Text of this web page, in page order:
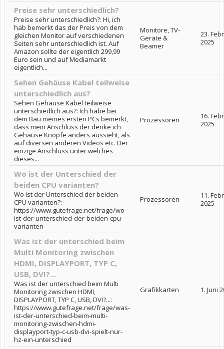
Preise sehr unterschiedlich?
Preise sehr unterschiedlich?: Hi, ich
hab bemerkt das der Preis von dem
gleichen Monitor auf verschiedenen
Seiten sehr unterschiedlich ist. Auf
Amazon sollte der eigentlich 299,99
Euro sein und auf Mediamarkt
eigentlich...
Monitore, TV-
Geräte &
Beamer
23.
2025
Sehen Gehäuse Kabel teilweise
unterschiedlich aus?
Sehen Gehäuse Kabel teilweise
unterschiedlich aus?: Ich habe bei
dem Bau meines ersten PCs bemerkt,
dass mein Anschluss der denke ich
Gehäuse Knöpfe anders aussieht, als
auf diversen anderen Videos etc. Der
einzige Anschluss unter welches
dieses...
Prozessoren
16.
2025
Wo ist der Unterschied der
beiden CPU varianten?
Wo ist der Unterschied der beiden
CPU varianten?:
https://www.gutefrage.net/frage/wo-
ist-der-unterschied-der-beiden-cpu-
varianten
Prozessoren
11.
2025
Was ist der unterschied beim
Multi Monitoring zwischen
HDMI, DISPLAYPORT, TYP C,
USB, DVI?...
Was ist der unterschied beim Multi
Monitoring zwischen HDMI,
DISPLAYPORT, TYP C, USB, DVI?...:
https://www.gutefrage.net/frage/was-
ist-der-unterschied-beim-multi-
monitoring-zwischen-hdmi-
displayport-typ-c-usb-dvi-spielt-nur-
hz-ein-unterschied
Grafikkarten 1. Juni